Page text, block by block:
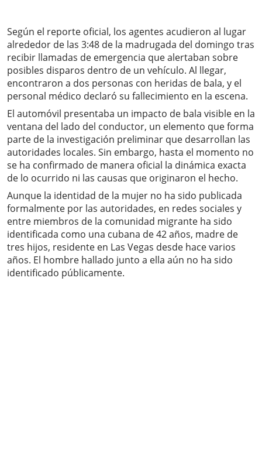
Según el reporte oficial, los agentes acudieron al lugar
alrededor de las 3:48 de la madrugada del domingo tras
recibir llamadas de emergencia que alertaban sobre
posibles disparos dentro de un vehículo. Al llegar,
encontraron a dos personas con heridas de bala, y el
personal médico declaró su fallecimiento en la escena.
El automóvil presentaba un impacto de bala visible en la
ventana del lado del conductor, un elemento que forma
parte de la investigación preliminar que desarrollan las
autoridades locales. Sin embargo, hasta el momento no
se ha confirmado de manera oficial la dinámica exacta
de lo ocurrido ni las causas que originaron el hecho.
Aunque la identidad de la mujer no ha sido publicada
formalmente por las autoridades, en redes sociales y
entre miembros de la comunidad migrante ha sido
identificada como una cubana de 42 años, madre de
tres hijos, residente en Las Vegas desde hace varios
años. El hombre hallado junto a ella aún no ha sido
identificado públicamente.